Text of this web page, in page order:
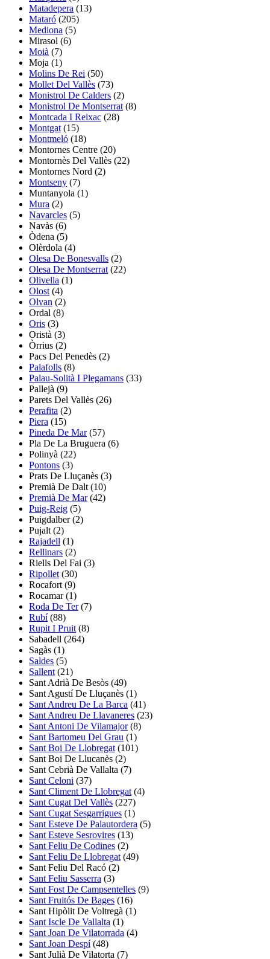
Matadepera (13)
Mataró (205)
Mediona (5)
Mirasol (6)
Moià (7)
Moja (1)
Molins De Rei (50)
Mollet Del Vallès (73)
Monistrol De Calders (2)
Monistrol De Montserrat (8)
Montcada I Reixac (28)
Montgat (15)
Montmeló (18)
Montornes Centre (20)
Montornès Del Vallès (22)
Montornes Nord (2)
Montseny (7)
Muntanyola (1)
Mura (2)
Navarcles (5)
Navàs (6)
Òdena (5)
Olèrdola (4)
Olesa De Bonesvalls (2)
Olesa De Montserrat (22)
Olivella (1)
Olost (4)
Olvan (2)
Ordal (8)
Oris (3)
Oristà (3)
Òrrius (2)
Pacs Del Penedès (2)
Palafolls (8)
Palau-Solità I Plegamans (33)
Pallejà (9)
Parets Del Vallès (26)
Perafita (2)
Piera (15)
Pineda De Mar(57)
Pla De La Bruguera (6)
Polinyà (22)
Pontons (3)
Prats De Lluçanès (3)
Premià De Dalt (10)
Premià De Mar(42)
Puig-Reig (5)
Puigdalber(2)
Pujalt (2)
Rajadell (1)
Rellinars (2)
Riells Del Fai (3)
Ripollet (30)
Rocafort (9)
Rocamar(1)
Roda De Ter(7)
Rubí(88)
Rupit I Pruit (8)
Sabadell (264)
Sagàs (1)
Saldes (5)
Sallent (21)
Sant Adrià De Besòs (49)
Sant Agustí De Lluçanès (1)
Sant Andreu De La Barca (41)
Sant Andreu De Llavaneres (23)
Sant Antoni De Vilamajor(8)
Sant Bartomeu Del Grau (1)
Sant Boi De Llobregat (101)
Sant Boi De Llucanès (2)
Sant Cebrià De Vallalta (7)
Sant Celoni (37)
Sant Climent De Llobregat (4)
Sant Cugat Del Vallès (227)
Sant Cugat Sesgarrigues (1)
Sant Esteve De Palautordera (5)
Sant Esteve Sesrovires (13)
Sant Feliu De Codines (2)
Sant Feliu De Llobregat (49)
Sant Feliu Del Racó (2)
Sant Feliu Sasserra (3)
Sant Fost De Campsentelles (9)
Sant Fruitós De Bages (16)
Sant Hipòlit De Voltregà (1)
Sant Iscle De Vallalta (1)
Sant Joan De Vilatorrada (4)
Sant Joan Despí(48)
Sant Julià De Vilatorta (7)